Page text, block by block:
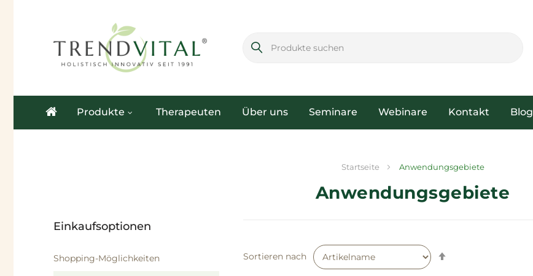
. Produkte Therapeuten Über uns Seminare Webinare Kontakt Blog
Startseite Anwendungsgebiete
Anwendungsgebiete
Einkaufsoptionen
Shopping-Möglichkeiten Sortieren nach